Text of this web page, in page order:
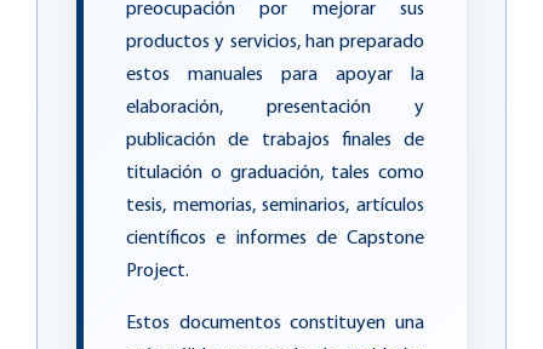
preocupación por mejorar sus
productos y servicios, han preparado
estos manuales para apoyar la
elaboración, presentación y
publicación de trabajos finales de
titulación o graduación, tales como
tesis, memorias, seminarios, artículos
científicos e informes de Capstone
Project.
Estos documentos constituyen una